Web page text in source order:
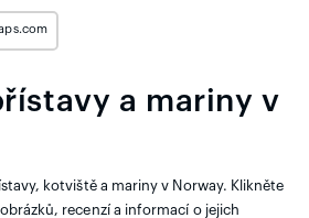
a mariny v
kotviště a mariny v Norway. Klikněte
recenzí a informací o jejich